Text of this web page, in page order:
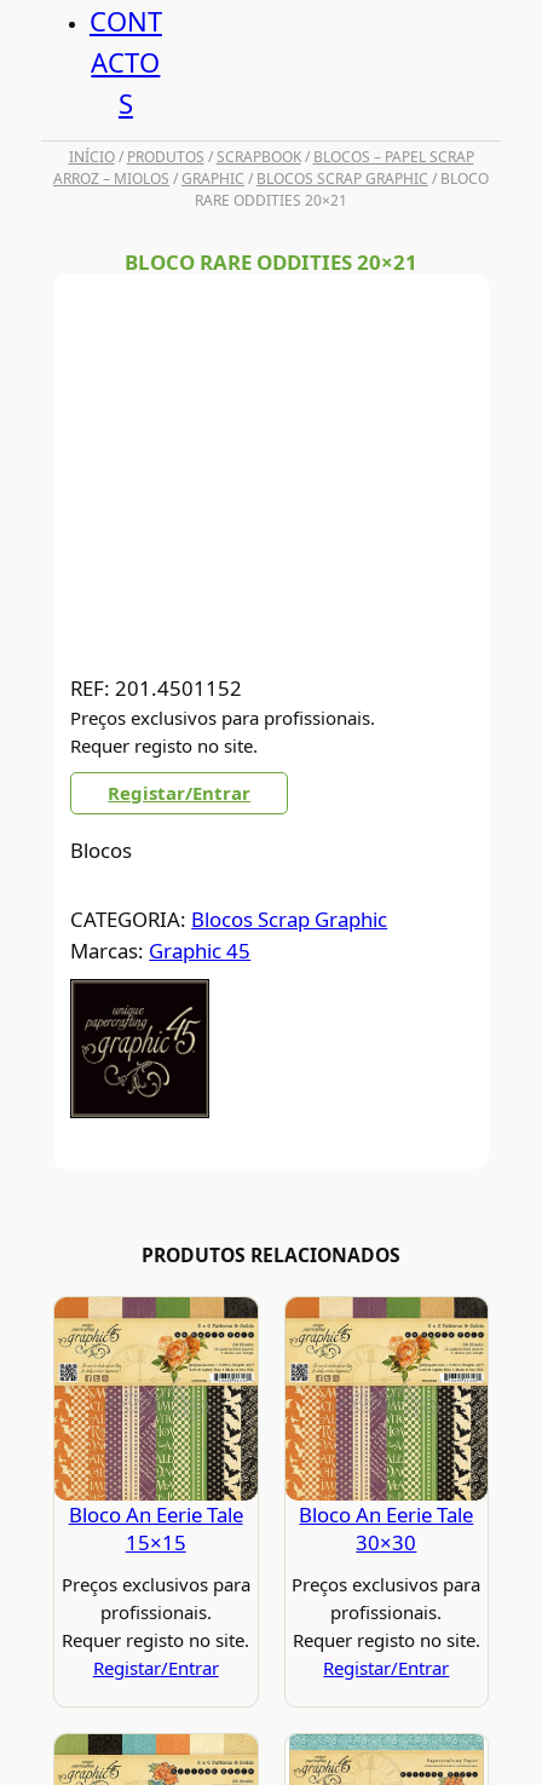
CONT
ACTO
S
INÍCIO/ PRODUTOS /SCRAPBOOK/ BLOCOS – PAPEL SCRAP
ARROZ – MIOLOS /GRAPHIC / BLOCOS SCRAP GRAPHIC / BLOCO
RARE ODDITIES 20×21
BLOCO RARE ODDITIES 20×21
REF: 201.4501152
Preços exclusivos para profissionais.
Requer registo no site.
Registar/Entrar
Blocos
CATEGORIA: Blocos Scrap Graphic
Marcas: Graphic 45
PRODUTOS RELACIONADOS
Bloco An Eerie Tale
15×15
Preços exclusivos para
profissionais.
Requer registo no site.
Registar/Entrar
Bloco An Eerie Tale
30×30
Preços exclusivos para
profissionais.
Requer registo no site.
Registar/Entrar